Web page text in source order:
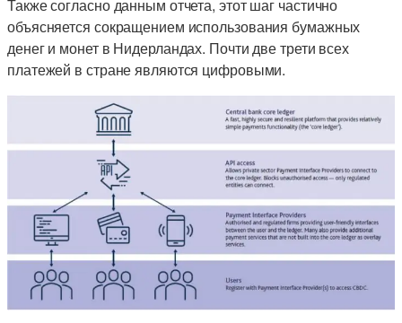
Также согласно данным отчета, этот шаг частично
объясняется сокращением использования бумажных
денег и монет в Нидерландах. Почти две трети всех
платежей в стране являются цифровыми.